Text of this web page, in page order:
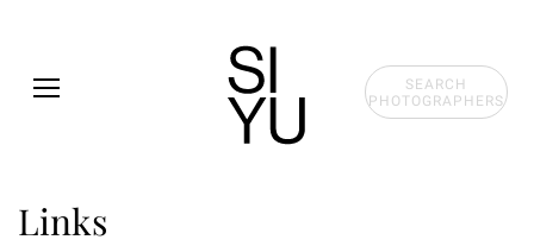
SEARCH
PHOTOGRAPHERS
Links